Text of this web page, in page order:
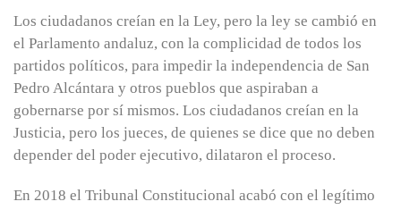
Los ciudadanos creían en la Ley, pero la ley se cambió en
el Parlamento andaluz, con la complicidad de todos los
partidos políticos, para impedir la independencia de San
Pedro Alcántara y otros pueblos que aspiraban a
gobernarse por sí mismos. Los ciudadanos creían en la
Justicia, pero los jueces, de quienes se dice que no deben
depender del poder ejecutivo, dilataron el proceso.
En 2018 el Tribunal Constitucional acabó con el legítimo